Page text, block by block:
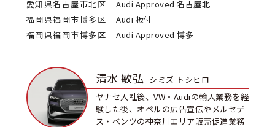
愛知県名古屋市北区
Audi Approved 名古屋北
福岡県福岡市博多区
Audi 板付
福岡県福岡市博多区
Audi Approved 博多
清水 敏弘 シミズ トシヒロ
ヤナセ入社後、VW・Audiの輸入業務を経
験した後、オペルの広告宣伝やメルセデ
ス・ベンツの神奈川エリア販売促進業務